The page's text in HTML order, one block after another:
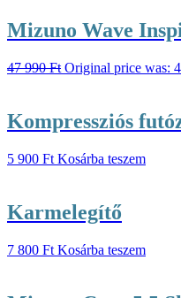
Mizuno Wave
47 990Ft Original price was:
Kompressziós
5 900 Ft Kosárba teszem
Karmelegítő
7 800 Ft Kosárba teszem